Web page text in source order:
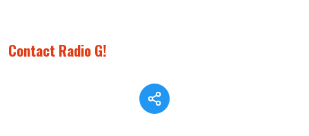
Contact Radio G!